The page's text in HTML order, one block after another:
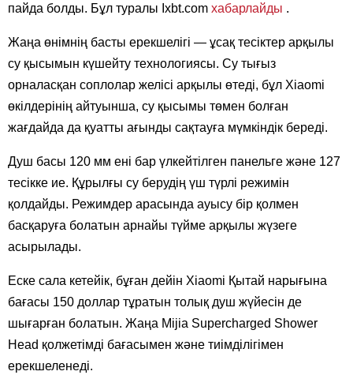
пайда болды. Бұл туралы Ixbt.com хабарлайды .
Жаңа өнімнің басты ерекшелігі — ұсақ тесіктер арқылы
су қысымын күшейту технологиясы. Су тығыз
орналасқан соплолар желісі арқылы өтеді, бұл Xiaomi
өкілдерінің айтуынша, су қысымы төмен болған
жағдайда да қуатты ағынды сақтауға мүмкіндік береді.
Душ басы 120 мм ені бар үлкейтілген панельге және 127
тесікке ие. Құрылғы су берудің үш түрлі режимін
қолдайды. Режимдер арасында ауысу бір қолмен
басқаруға болатын арнайы түйме арқылы жүзеге
асырылады.
Еске сала кетейік, бұған дейін Xiaomi Қытай нарығына
бағасы 150 доллар тұратын толық душ жүйесін де
шығарған болатын. Жаңа Mijia Supercharged Shower
Head қолжетімді бағасымен және тиімділігімен
ерекшеленеді.